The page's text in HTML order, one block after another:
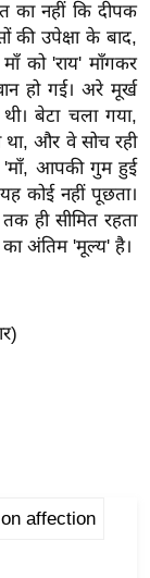
नहीं कि दीपक
की उपेक्षा के बाद,
को 'राय' माँगकर
हो गई। अरे मूर्ख
बेटा चला गया,
और वे सोच रही
'माँ, आपकी गुम हुई
कोई नहीं पूछता।
ही सीमित रहता
अंतिम 'मूल्य' है।
affection